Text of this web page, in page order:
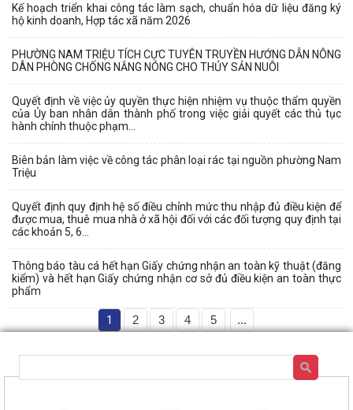
Kế hoạch triển khai công tác làm sạch, chuẩn hóa dữ liệu đăng ký
hộ kinh doanh, Hợp tác xã năm 2026
PHƯỜNG NAM TRIỆU TÍCH CỰC TUYÊN TRUYỀN HƯỚNG DẪN NÔNG
DÂN PHÒNG CHỐNG NẮNG NÓNG CHO THỦY SẢN NUÔI
Quyết định về việc ủy quyền thực hiện nhiệm vụ thuộc thẩm quyền
của Ủy ban nhân dân thành phố trong việc giải quyết các thủ tục
hành chính thuộc phạm...
Biên bản làm việc về công tác phân loại rác tại nguồn phường Nam
Triệu
Quyết định quy định hệ số điều chỉnh mức thu nhập đủ điều kiện để
được mua, thuê mua nhà ở xã hội đối với các đối tượng quy định tại
các khoản 5, 6...
Thông báo tàu cá hết hạn Giấy chứng nhận an toàn kỹ thuật (đăng
kiểm) và hết hạn Giấy chứng nhận cơ sở đủ điều kiện an toàn thực
phẩm
1 2 3 4 5 ...